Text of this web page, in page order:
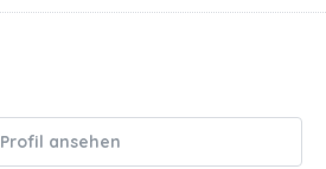
Profil ansehen